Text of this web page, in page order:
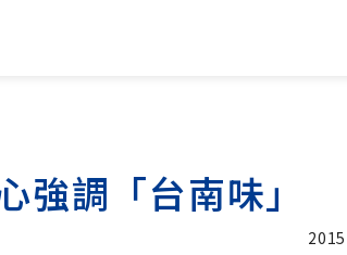
強調「台南味」